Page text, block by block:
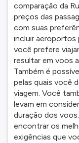
comparação da
preços das
com suas
incluir aeroportos
você prefere
resultar em voos
Também é
pelas quais você
viagem. Você
levam em
duração dos
encontrar os
exigências que